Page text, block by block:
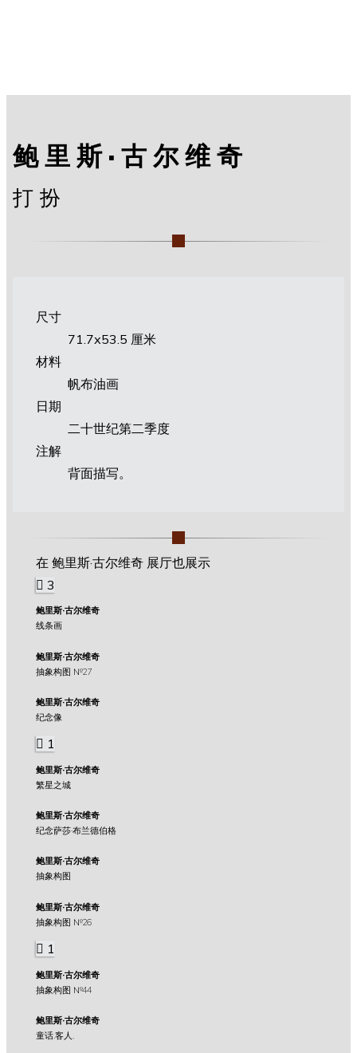
鲍里斯·古尔维奇
打扮
尺寸
71.7х53.5 厘米
材料
帆布油画
日期
二十世纪第二季度
注解
背面描写。
在 鲍里斯·古尔维奇 展厅也展示
3
鲍里斯·古尔维奇
线条画
鲍里斯·古尔维奇
抽象构图 №27
鲍里斯·古尔维奇
纪念像
1
鲍里斯·古尔维奇
繁星之城
鲍里斯·古尔维奇
纪念萨莎·布兰德伯格
鲍里斯·古尔维奇
抽象构图
鲍里斯·古尔维奇
抽象构图 №26
1
鲍里斯·古尔维奇
抽象构图 №44
鲍里斯·古尔维奇
童话.客人.